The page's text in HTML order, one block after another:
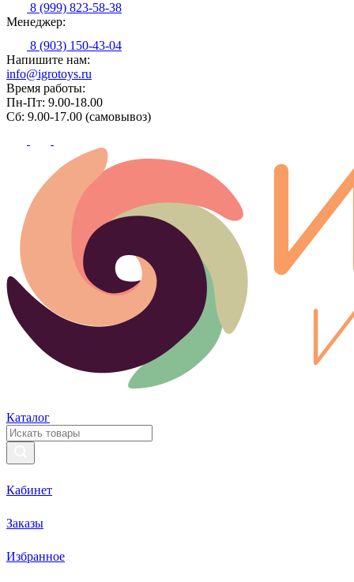
8 (999) 823-58-38
Менеджер:
8 (903) 150-43-04
Напишите нам:
info@igrotoys.ru
Время работы:
Пн-Пт: 9.00-18.00
Сб: 9.00-17.00 (самовывоз)
Каталог
Кабинет
Заказы
Избранное